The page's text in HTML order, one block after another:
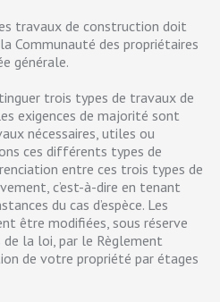
travaux de construction doit
Communauté des propriétaires
générale.
trois types de travaux de
exigences de majorité sont
nécessaires, utiles ou
ces différents types de
entre ces trois types de
c’est-à-dire en tenant
du cas d’espèce. Les
être modifiées, sous réserve
la loi, par le Règlement
de votre propriété par étages